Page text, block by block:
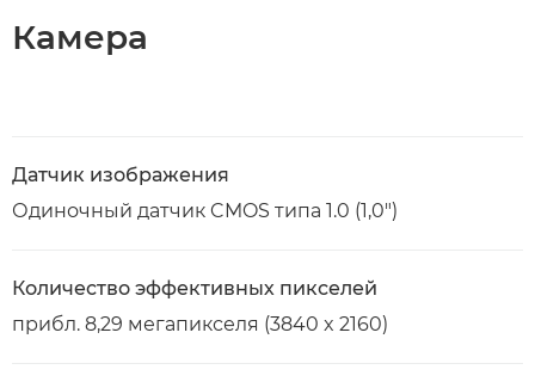
Камера
Датчик изображения
Одиночный датчик CMOS типа 1.0 (1,0")
Количество эффективных пикселей
прибл. 8,29 мегапикселя (3840 x 2160)